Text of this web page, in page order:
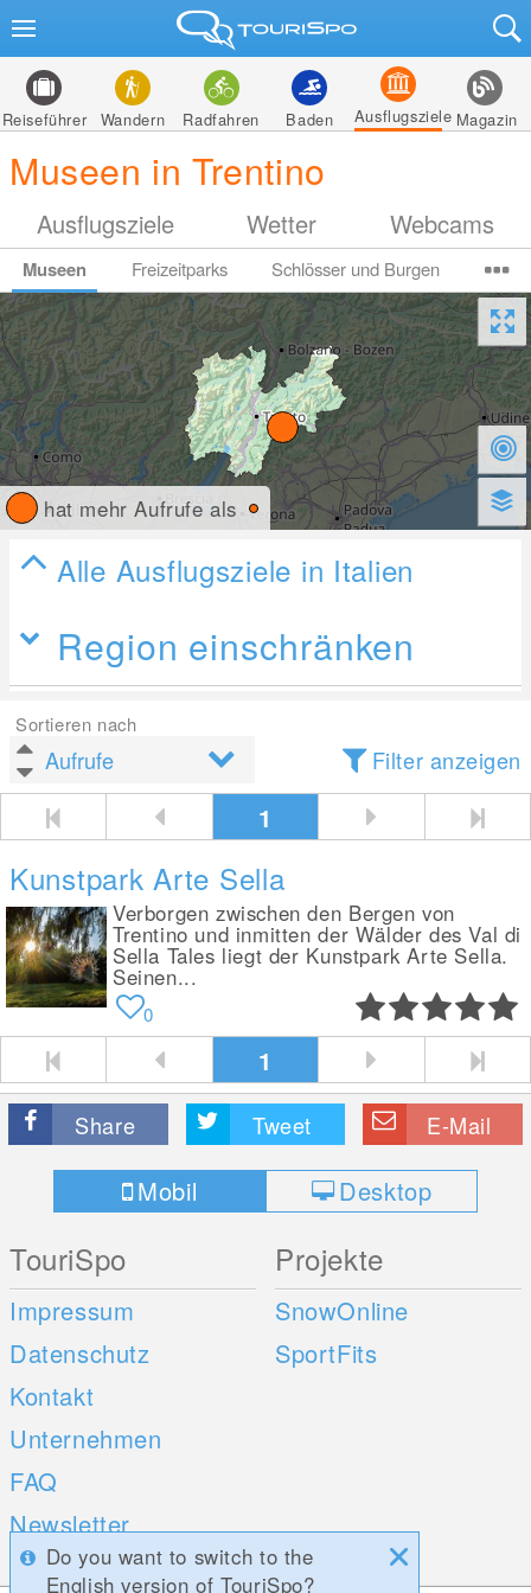
Reiseführer Wandern Radfahren Baden Ausflugsziele Magazin
Museen in Trentino
Ausflugsziele Wetter Webcams
Museen Freizeitparks Schlösser und Burgen
hat mehr Aufrufe als
Alle Ausflugsziele in Italien
Region einschränken
Sortieren nach
Filter anzeigen
1
Kunstpark Arte Sella
Verborgen zwischen den Bergen von
Trentino und inmitten der Wälder des Val di
Sella Tales liegt der Kunstpark Arte Sella.
Seinen...
0
1
Share Tweet E-Mail
Mobil Desktop
TouriSpo
Impressum
Datenschutz
Kontakt
Unternehmen
FAQ
Newsletter
Umfragen
Projekte
SnowOnline
SportFits
Do you want to switch to the
English version of TouriSpo?